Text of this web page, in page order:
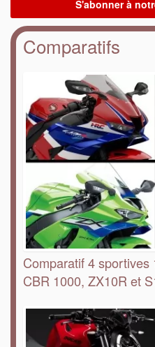
Comparatifs
Comparatif 4
CBR 1000, ZX10R et